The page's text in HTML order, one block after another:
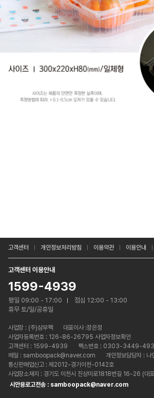
고객센터 개인정보처리방침 이용약관 이용안내
고객센터 이용안내
1599-4939
평일 09:00 - 17:00
점심 12:00 - 13:00
휴무 토/일/공휴일
사업장 : (주)삼부팩
대표이사 :장은정
사업자등록번호 : 126-86-26795 사업자정보확인
고객센터 : 1599-4939
팩스번호 : 0303-3449-
메일 : samboopack@naver.com
개인정보담당자 : 나
통신판매업신고 : 제2012-경기이천-0142호
사업장소재지 : 경기도 이천시 진상미로1818번길 16-26 (대
시안용로고전송 : samboopack@naver.com